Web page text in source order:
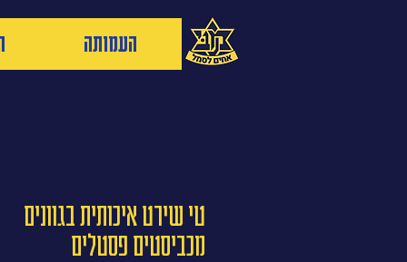
העמותה
טי שירט איכותית בגוונים
מכביסטים פסטלים